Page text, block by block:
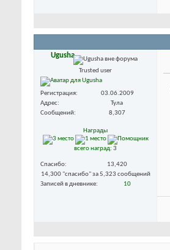
Ugusha
Trusted user
Регистрация
03.06.2009
Адрес
Тула
Сообщений
8,307
Награды
всего наград: 3
Спасибо
13,420
14,300 "спасибо" за 5,323 сообщений
Записей в дневнике
10